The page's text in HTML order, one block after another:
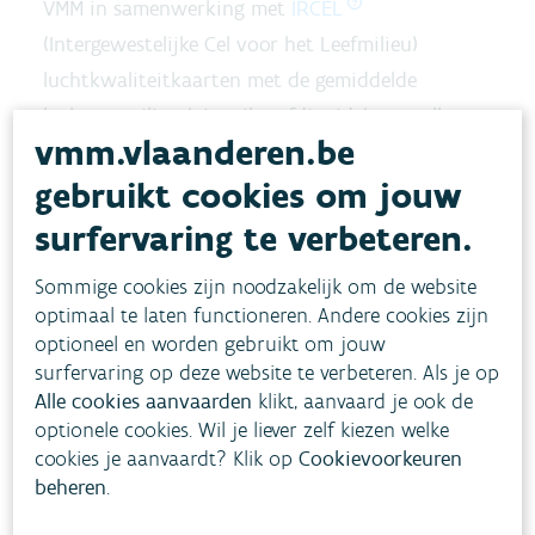
VMM in samenwerking met IRCEL
(Intergewestelijke Cel voor het Leefmilieu)
luchtkwaliteitkaarten met de gemiddelde
luchtvervuiling (via stikstofdioxide) voor elk uur
van de dag en per seizoen. Hiervoor werd het
“Atmo-Street” luchtkwaliteitsmodel gebruikt dat
de luchtkwaliteit berekent met een resolutie van
10x10m².
Deze informatie gebruikte het commerciële
Tjechische bedrijf “Umotional” om zijn
fietsrouteapp uit te breiden. Naast opties voor
de snelste route, een route met zo weinig
mogelijk hellingen of kasseistroken, kan je nu ook
vmm.vlaanderen.be
gebruikt cookies om jouw
surfervaring te verbeteren.
Sommige cookies zijn noodzakelijk om de website
optimaal te laten functioneren. Andere cookies zijn
optioneel en worden gebruikt om jouw
surfervaring op deze website te verbeteren. Als je op
Alle cookies aanvaarden klikt, aanvaard je ook de
optionele cookies. Wil je liever zelf kiezen welke
cookies je aanvaardt? Klik opCookievoorkeuren
beheren.